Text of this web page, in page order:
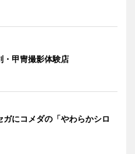
・甲冑撮影体験店
ガにコメダの「やわらかシロ